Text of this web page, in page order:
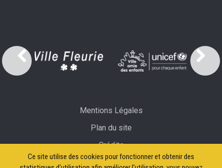
Ce site utilise des cookies pour fonctionner et obtenir des
Mentions Légales
Plan du site
Crédits
Accessibilité: partiellement conforme